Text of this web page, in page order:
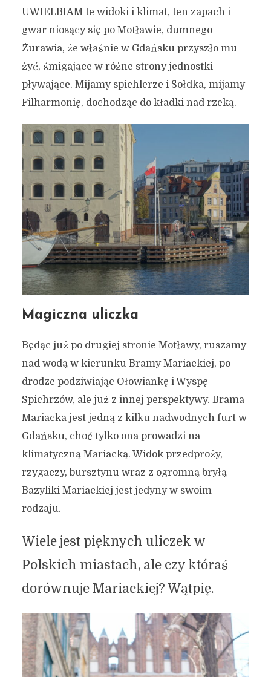
Główne Miasto, Stare
Miasto, Ołowianka i
Spichlerze – pomysł na
spacer oczywistym szlakiem
(projekt dzielnicowy)
22 czerwca 2023
5 min czytania
Autor:Kamil Sulewski
UWIELBIAM te widoki i klimat, ten zapach i
gwar niosący się po Motławie, dumnego
Żurawia, że właśnie w Gdańsku przyszło mu
żyć, śmigające w różne strony jednostki
pływające. Mijamy spichlerze i Sołdka, mijamy
Filharmonię, dochodząc do kładki nad rzeką.
Magiczna uliczka
Będąc już po drugiej stronie Motławy, ruszamy
nad wodą w kierunku Bramy Mariackiej, po
drodze podziwiając Ołowiankę i Wyspę
Spichrzów, ale już z innej perspektywy. Brama
Mariacka jest jedną z kilku nadwodnych furt w
Gdańsku, choć tylko ona prowadzi na
klimatyczną Mariacką. Widok przedproży,
rzygaczy, bursztynu wraz z ogromną bryłą
Bazyliki Mariackiej jest jedyny w swoim
rodzaju.
Wiele jest pięknych uliczek w
Polskich miastach, ale czy któraś
dorównuje Mariackiej? Wątpię.